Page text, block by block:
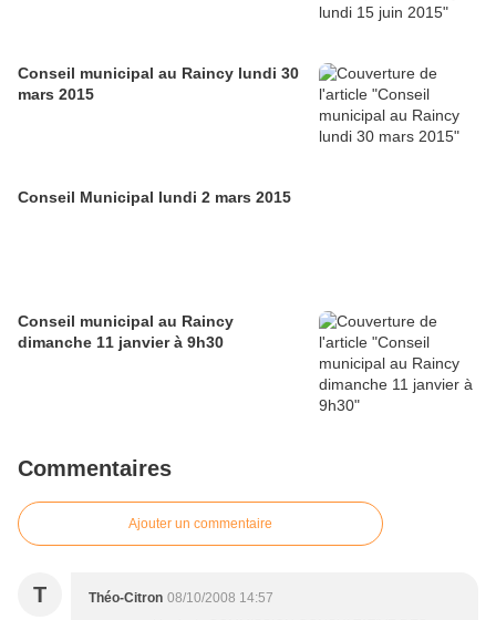
Conseil municipal au Raincy lundi 30
mars 2015
Conseil Municipal lundi 2 mars 2015
Conseil municipal au Raincy
dimanche 11 janvier à 9h30
Commentaires
Ajouter un commentaire
T Théo-Citron 08/10/2008 14:57